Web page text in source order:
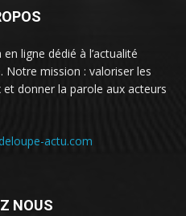
ligne dédié à l’actualité
Notre mission : valoriser les
donner la parole aux acteurs
actu.com
NOUS